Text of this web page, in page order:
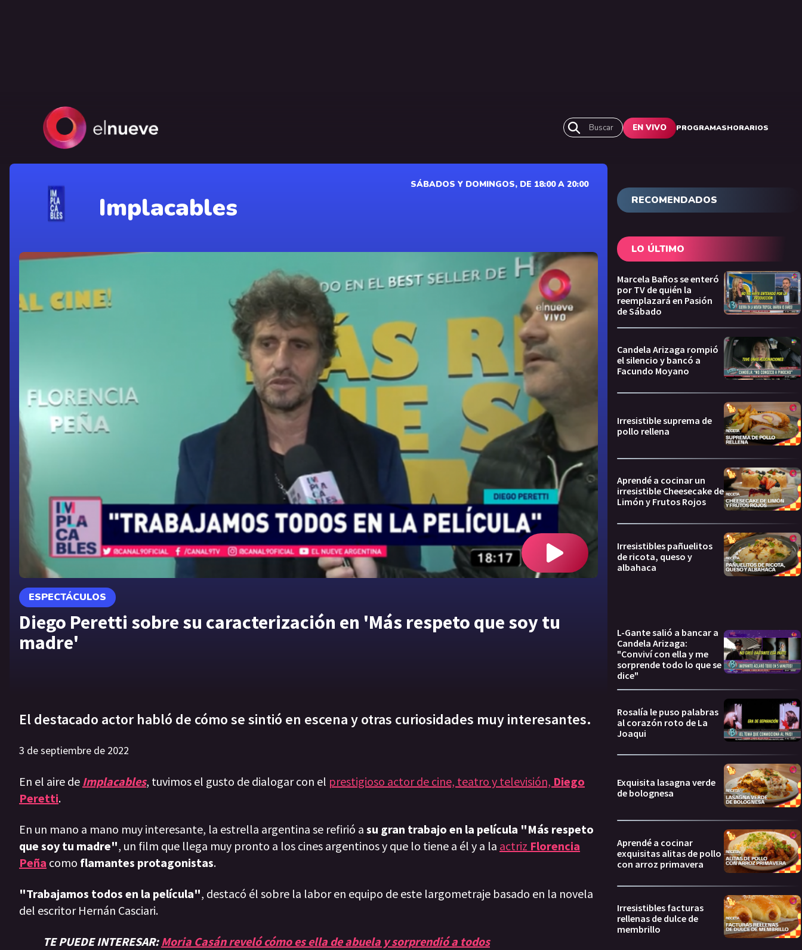
Buscar EN VIVO PROGRAMASHORARIOS
Implacables
SÁBADOS Y DOMINGOS, DE 18:00 A 20:00
ESPECTÁCULOS
Diego Peretti sobre su caracterización en 'Más respeto que soy tu
madre'
El destacado actor habló de cómo se sintió en escena y otras curiosidades muy interesantes.
3 de septiembre de 2022
En el aire de Implacables, tuvimos el gusto de dialogar con el prestigioso actor de cine, teatro y televisión, Diego
Peretti.
En un mano a mano muy interesante, la estrella argentina se refirió a su gran trabajo en la película "Más respeto
que soy tu madre", un film que llega muy pronto a los cines argentinos y que lo tiene a él y a la actriz Florencia
Peña como flamantes protagonistas.
"Trabajamos todos en la película", destacó él sobre la labor en equipo de este largometraje basado en la novela
del escritor Hernán Casciari.
TE PUEDE INTERESAR:Moria Casán reveló cómo es ella de abuela y sorprendió a todos
RECOMENDADOS
LO ÚLTIMO
Marcela Baños se enteró
por TV de quién la
reemplazará en Pasión
de Sábado
Candela Arizaga rompió
el silencio y bancó a
Facundo Moyano
Irresistible suprema de
pollo rellena
Aprendé a cocinar un
irresistible Cheesecake de
Limón y Frutos Rojos
Irresistibles pañuelitos
de ricota, queso y
albahaca
L-Gante salió a bancar a
Candela Arizaga:
"Conviví con ella y me
sorprende todo lo que se
dice"
Rosalía le puso palabras
al corazón roto de La
Joaqui
Exquisita lasagna verde
de bolognesa
Aprendé a cocinar
exquisitas alitas de pollo
con arroz primavera
Irresistibles facturas
rellenas de dulce de
membrillo